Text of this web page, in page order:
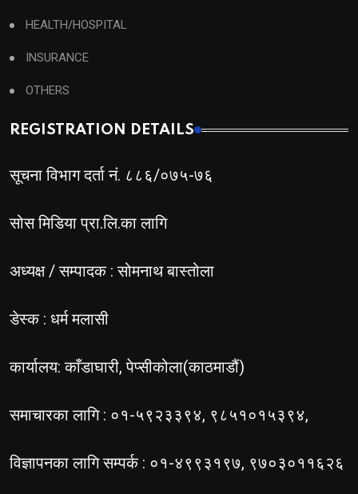
HEALTH/HOSPITAL
INSURANCE
OTHERS
REGISTRATION DETAILS
सूचना विभाग दर्ता नं. ८८६/०७५-७६
सोस मिडिया प्रा.लि.का लागि
अध्यक्ष / सम्पादक : सोमनाथ बास्तोला
डेस्क : धर्म मलासी
कार्यालय: काँडाघारी, पेप्सीकोला(काठमाडौं)
समाचारका लागि : ०१-५९२३३९४, ९८५१०१५३९४,
विज्ञापनका लागि सम्पर्क : ०१-४९९३१९७, ९७०३०११६२६